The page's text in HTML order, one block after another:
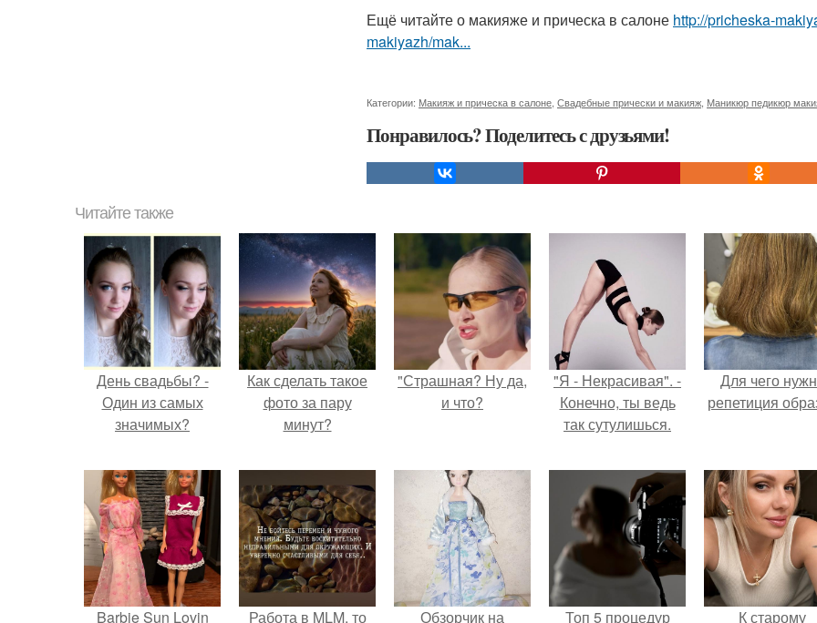
Ещё читайте о макияже и прическа в салоне http://pricheska-
makiyazh/mak...
Категории: Макияж и прическа в салоне Свадебные прически и макияж Маникюр педикюр
Понравилось? Поделитесь с друзьями!
Читайте также
День свадьбы? -
Один из самых
значимых?
Как сделать такое
фото за пару
минут?
"Страшная? Ну да,
и что?
"Я - Некрасивая". -
Конечно, ты ведь
так сутулишься.
Для чего
репетиция
Barbie Sun Lovin Работа в MLM, то Обзорчик на Топ 5 процедур К старому